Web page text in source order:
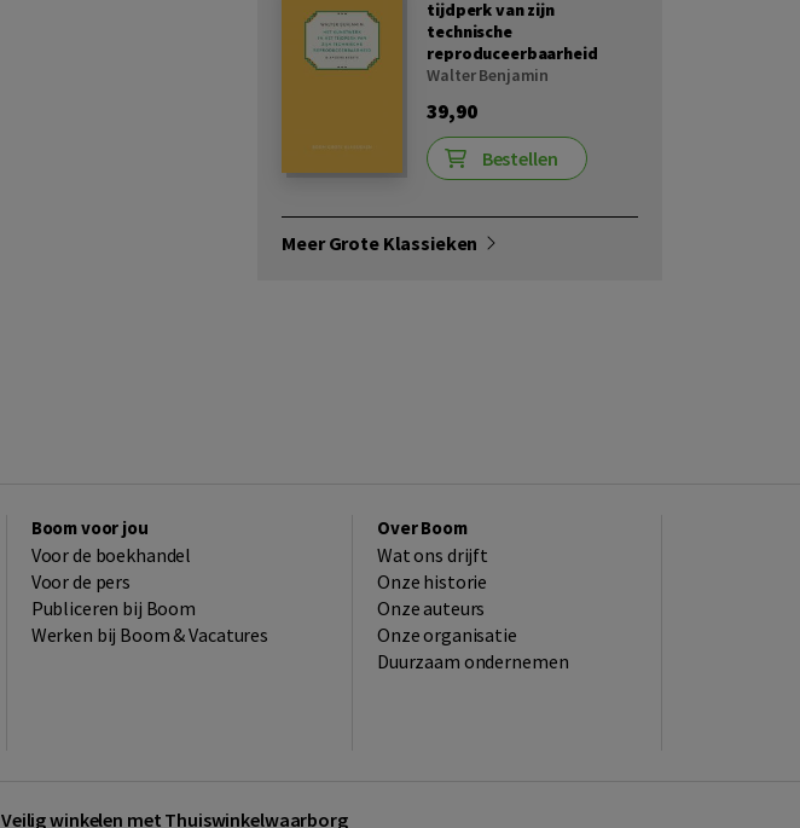
tijdperk van zijn
technische
reproduceerbaarheid
Walter Benjamin
39,90
Bestellen
Meer Grote Klassieken
Boom voor jou
Voor de boekhandel
Voor de pers
Publiceren bij Boom
Werken bij Boom & Vacatures
Over Boom
Wat ons drijft
Onze historie
Onze auteurs
Onze organisatie
Duurzaam ondernemen
Veilig winkelen met Thuiswinkelwaarborg